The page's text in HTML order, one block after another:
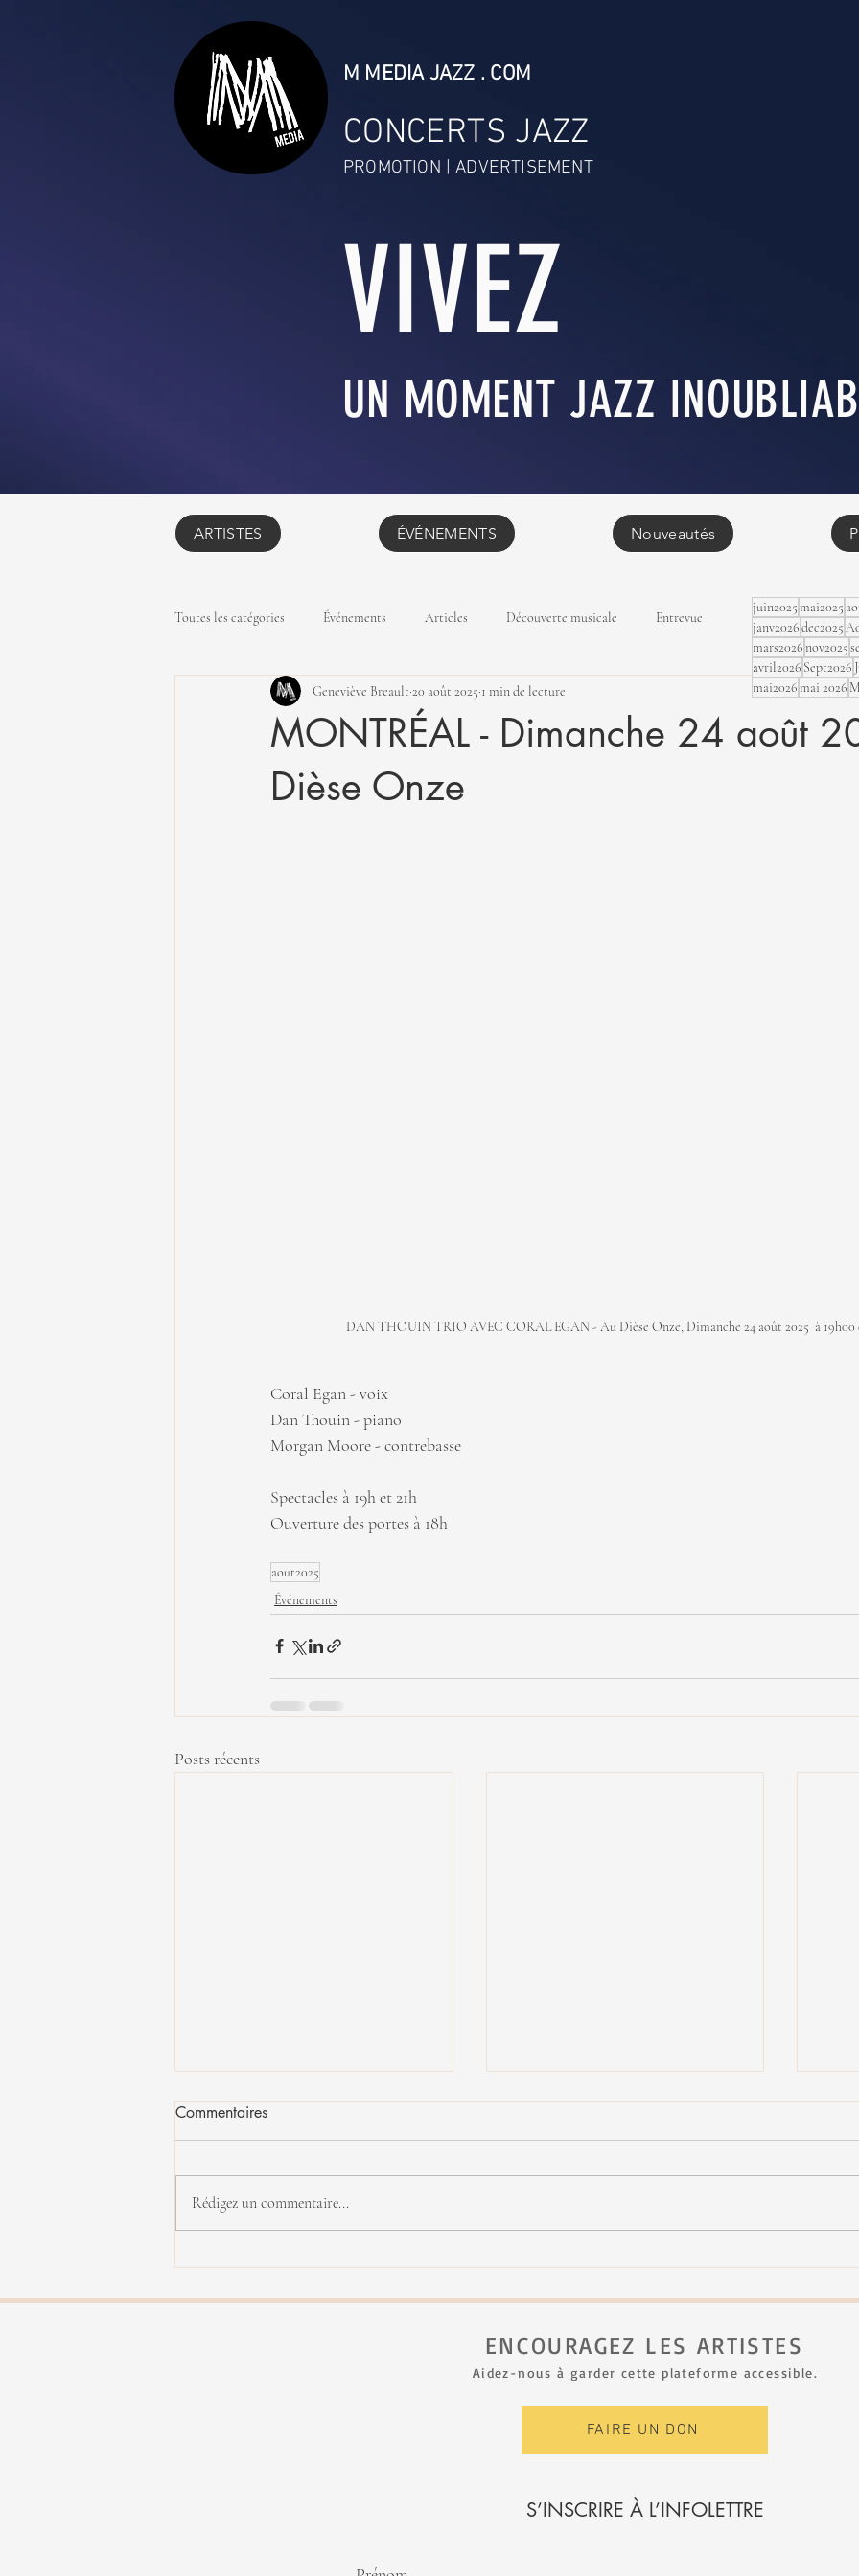
CONCERTS JAZZ
PROMOTION | ADVERTISEMENT
M MEDIA JAZZ . COM
VIVEZ
UN MOMENT JAZZ
ARTISTES ÉVÉNEMENTS Nouveautés
Toutes les catégories Événements Articles Découverte musicale Entrevue
MONTRÉAL - Dimanche 24 août
Dièse Onze
Geneviève Breault 20 août 2025 1 min de lecture
DAN THOUIN TRIO AVEC CORAL EGAN - Au Dièse Onze, Dimanche 24 août 2025  à 19h00
Coral Egan - voix
Dan Thouin - piano
Morgan Moore - contrebasse
Spectacles à 19h et 21h
Ouverture des portes à 18h
aout2025
Événements
Posts récents
Yannick Rieu en concert
FJNH - seconde édition
Commentaires
Rédigez un commentaire...
juin2025mai2025
janv2026dec2025
mars2026nov2025
avril2026 Sept2026
mai2026mai 2026
ENCOURAGEZ LES ARTISTES
Aidez-nous à garder cette plateforme accessible.
FAIRE UN DON
S’INSCRIRE À L’INFOLETTRE